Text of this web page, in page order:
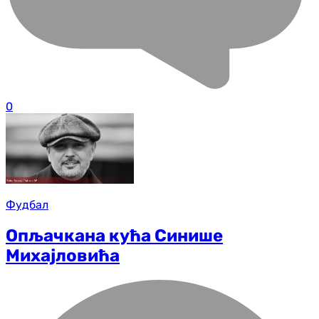
0
Фудбал
Опљачкана кућа Синише
Михајловића